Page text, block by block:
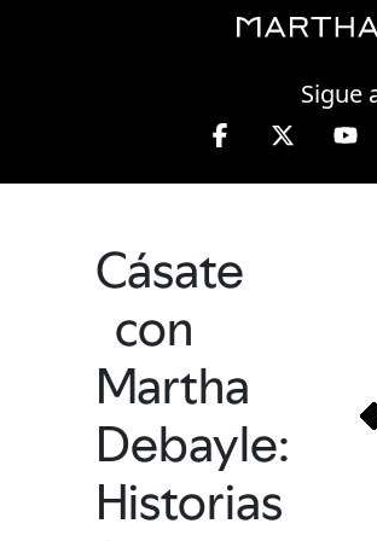
Sigue
Martha Debayle en W, lunes a
Cásate
con
Martha
Debayle:
Historias